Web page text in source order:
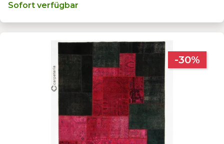
Sofort verfügbar
-30%